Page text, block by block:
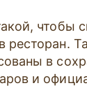
чтобы
ресторан.
в
и